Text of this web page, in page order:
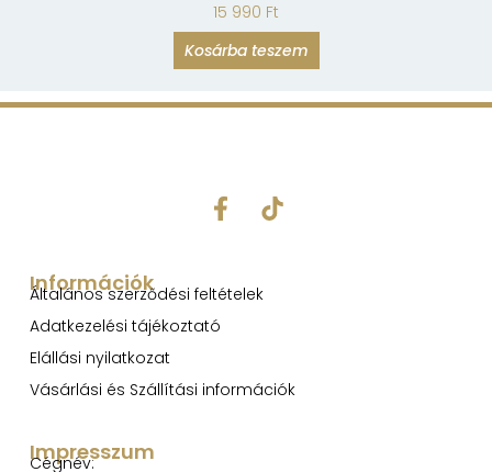
15 990 Ft
Kosárba teszem
Impresszum
Cégnév:
Információk
Általános szerződési feltételek
Adatkezelési tájékoztató
Elállási nyilatkozat
Vásárlási és Szállítási információk